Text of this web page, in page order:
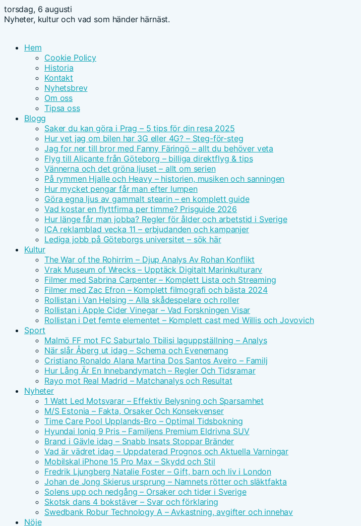
torsdag, 6 augusti
Nyheter, kultur och vad som händer härnäst.
Hem
Cookie Policy
Historia
Kontakt
Nyhetsbrev
Om oss
Tipsa oss
Blogg
Saker du kan göra i Prag – 5 tips för din resa 2025
Hur vet jag om bilen har 3G eller 4G? – Steg-för-steg
Jag for ner till bror med Fanny Färingö – allt du behöver veta
Flyg till Alicante från Göteborg – billiga direktflyg & tips
Vännerna och det gröna ljuset – allt om serien
På rymmen Hjalle och Heavy – historien, musiken och sanningen
Hur mycket pengar får man efter lumpen
Göra egna ljus av gammalt stearin – en komplett guide
Vad kostar en flyttfirma per timme? Prisguide 2026
Hur länge får man jobba? Regler för ålder och arbetstid i Sverige
ICA reklamblad vecka 11 – erbjudanden och kampanjer
Lediga jobb på Göteborgs universitet – sök här
Kultur
The War of the Rohirrim – Djup Analys Av Rohan Konflikt
Vrak Museum of Wrecks – Upptäck Digitalt Marinkulturarv
Filmer med Sabrina Carpenter – Komplett Lista och Streaming
Filmer med Zac Efron – Komplett filmografi och bästa 2024
Rollistan i Van Helsing – Alla skådespelare och roller
Rollistan i Apple Cider Vinegar – Vad Forskningen Visar
Rollistan i Det femte elementet – Komplett cast med Willis och Jovovich
Sport
Malmö FF mot FC Saburtalo Tbilisi laguppställning – Analys
När slår Åberg ut idag – Schema och Evenemang
Cristiano Ronaldo Alana Martina Dos Santos Aveiro – Familj
Hur Lång Är En Innebandymatch – Regler Och Tidsramar
Rayo mot Real Madrid – Matchanalys och Resultat
Nyheter
1 Watt Led Motsvarar – Effektiv Belysning och Sparsamhet
M/S Estonia – Fakta, Orsaker Och Konsekvenser
Time Care Pool Upplands-Bro – Optimal Tidsbokning
Hyundai Ioniq 9 Pris – Familjens Premium Eldrivna SUV
Brand i Gävle idag – Snabb Insats Stoppar Bränder
Vad är vädret idag – Uppdaterad Prognos och Aktuella Varningar
Mobilskal iPhone 15 Pro Max – Skydd och Stil
Fredrik Ljungberg Natalie Foster – Gift, barn och liv i London
Johan de Jong Skierus ursprung – Namnets rötter och släktfakta
Solens upp och nedgång – Orsaker och tider i Sverige
Skotsk dans 4 bokstäver – Svar och förklaring
Swedbank Robur Technology A – Avkastning, avgifter och innehav
Nöje